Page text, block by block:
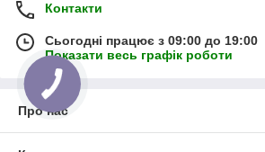
Контакти
Сьогодні працює з 09:00 до 19:00
Показати весь графік роботи
Про нас